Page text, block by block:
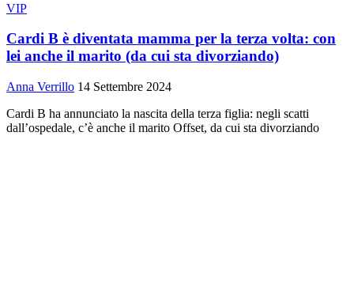
VIP
Cardi B è diventata mamma per la terza volta: con
lei anche il marito (da cui sta divorziando)
Anna Verrillo 14 Settembre 2024
Cardi B ha annunciato la nascita della terza figlia: negli scatti
dall’ospedale, c’è anche il marito Offset, da cui sta divorziando